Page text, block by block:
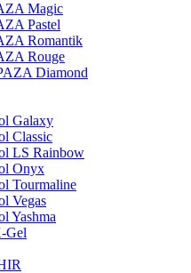
Magic
Pastel
Romantik
Rouge
Diamond
Galaxy
Classic
LS Rainbow
Onyx
Tourmaline
Vegas
Yashma
Gel